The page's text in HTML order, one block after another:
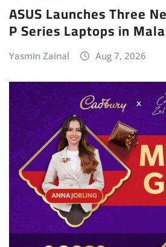
ASUS Launches Three
P Series Laptops in
Yasmin Zainal Aug 7, 2026